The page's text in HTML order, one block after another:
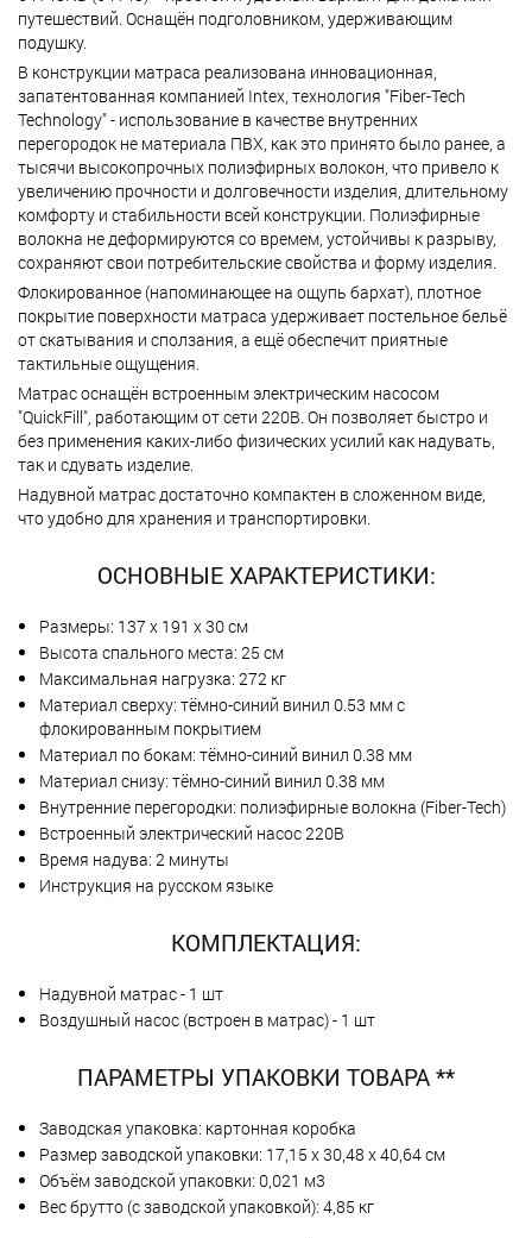
путешествий. Оснащён подголовником, удерживающим
подушку.
В конструкции матраса реализована инновационная,
запатентованная компанией Intex, технология "Fiber-Tech
Technology" - использование в качестве внутренних
перегородок не материала ПВХ, как это принято было ранее, а
тысячи высокопрочных полиэфирных волокон, что привело к
увеличению прочности и долговечности изделия, длительному
комфорту и стабильности всей конструкции. Полиэфирные
волокна не деформируются со времем, устойчивы к разрыву,
сохраняют свои потребительские свойства и форму изделия.
Флокированное (напоминающее на ощупь бархат), плотное
покрытие поверхности матраса удерживает постельное бельё
от скатывания и сползания, а ещё обеспечит приятные
тактильные ощущения.
Матрас оснащён встроенным электрическим насосом
"QuickFill", работающим от сети 220В. Он позволяет быстро и
без применения каких-либо физических усилий как надувать,
так и сдувать изделие.
Надувной матрас достаточно компактен в сложенном виде,
что удобно для хранения и транспортировки.
ОСНОВНЫЕ ХАРАКТЕРИСТИКИ:
Размеры: 137 х 191 х 30 см
Высота спального места: 25 см
Максимальная нагрузка: 272 кг
Материал сверху: тёмно-синий винил 0.53 мм с
флокированным покрытием
Материал по бокам: тёмно-синий винил 0.38 мм
Материал снизу: тёмно-синий винил 0.38 мм
Внутренние перегородки: полиэфирные волокна (Fiber-Tech)
Встроенный электрический насос 220В
Время надува: 2 минуты
Инструкция на русском языке
КОМПЛЕКТАЦИЯ:
Надувной матрас - 1 шт
Воздушный насос (встроен в матрас) - 1 шт
ПАРАМЕТРЫ УПАКОВКИ ТОВАРА **
Заводская упаковка: картонная коробка
Размер заводской упаковки: 17,15 х 30,48 х 40,64 см
Объём заводской упаковки: 0,021 м3
Вес брутто (с заводской упаковкой): 4,85 кг